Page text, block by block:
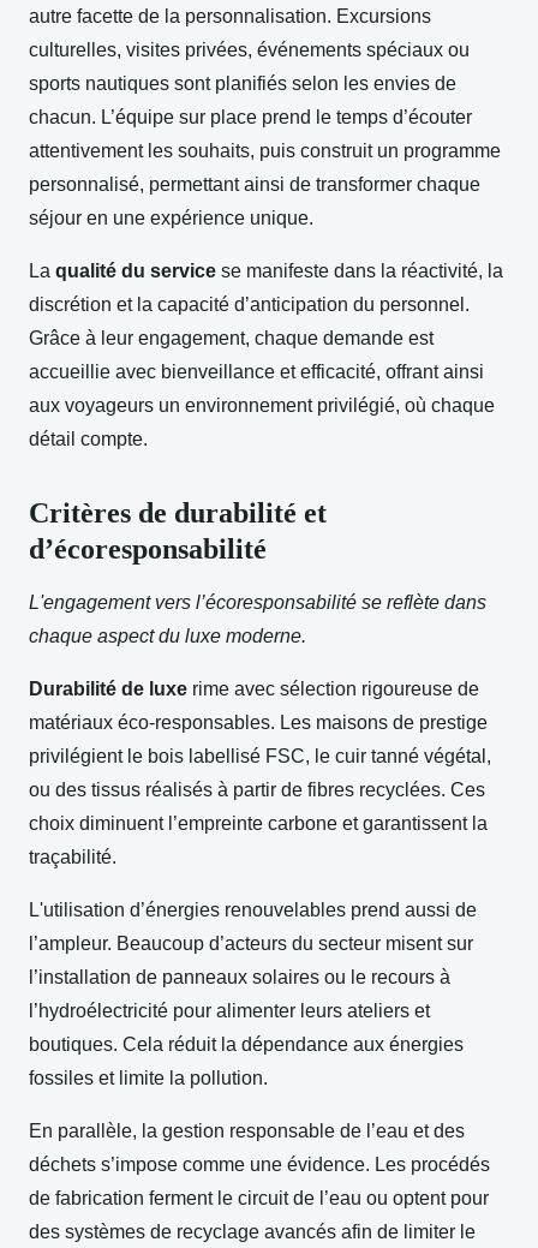
autre facette de la personnalisation. Excursions
culturelles, visites privées, événements spéciaux ou
sports nautiques sont planifiés selon les envies de
chacun. L’équipe sur place prend le temps d’écouter
attentivement les souhaits, puis construit un programme
personnalisé, permettant ainsi de transformer chaque
séjour en une expérience unique.
La qualité du service se manifeste dans la réactivité, la
discrétion et la capacité d’anticipation du personnel.
Grâce à leur engagement, chaque demande est
accueillie avec bienveillance et efficacité, offrant ainsi
aux voyageurs un environnement privilégié, où chaque
détail compte.
Critères de durabilité et
d’écoresponsabilité
L'engagement vers l’écoresponsabilité se reflète dans
chaque aspect du luxe moderne.
Durabilité de luxe rime avec sélection rigoureuse de
matériaux éco-responsables. Les maisons de prestige
privilégient le bois labellisé FSC, le cuir tanné végétal,
ou des tissus réalisés à partir de fibres recyclées. Ces
choix diminuent l’empreinte carbone et garantissent la
traçabilité.
L'utilisation d’énergies renouvelables prend aussi de
l’ampleur. Beaucoup d’acteurs du secteur misent sur
l’installation de panneaux solaires ou le recours à
l’hydroélectricité pour alimenter leurs ateliers et
boutiques. Cela réduit la dépendance aux énergies
fossiles et limite la pollution.
En parallèle, la gestion responsable de l’eau et des
déchets s’impose comme une évidence. Les procédés
de fabrication ferment le circuit de l’eau ou optent pour
des systèmes de recyclage avancés afin de limiter le